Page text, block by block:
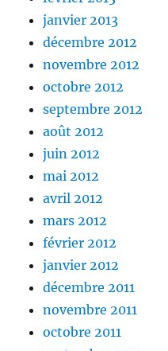
janvier 2013
décembre 2012
novembre 2012
octobre 2012
septembre 2012
août 2012
juin 2012
mai 2012
avril 2012
mars 2012
février 2012
janvier 2012
décembre 2011
novembre 2011
octobre 2011